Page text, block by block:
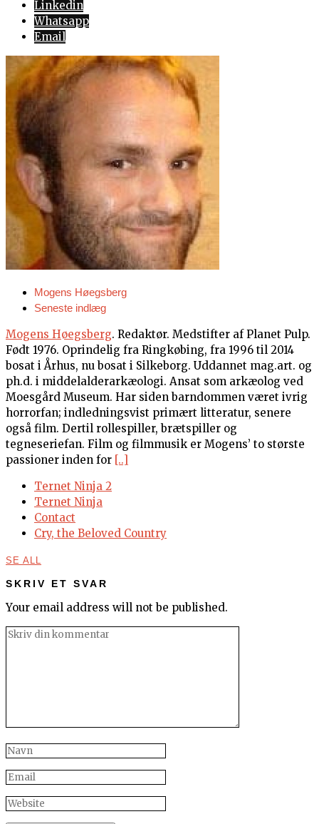
Linkedin
Whatsapp
Email
Mogens Høegsberg
Seneste indlæg
Mogens Høegsberg. Redaktør. Medstifter af Planet Pulp.
Født 1976. Oprindelig fra Ringkøbing, fra 1996 til 2014
bosat i Århus, nu bosat i Silkeborg. Uddannet mag.art. og
ph.d. i middelalderarkæologi. Ansat som arkæolog ved
Moesgård Museum. Har siden barndommen været ivrig
horrorfan; indledningsvist primært litteratur, senere
også film. Dertil rollespiller, brætspiller og
tegneseriefan. Film og filmmusik er Mogens’ to største
passioner inden for [..]
Ternet Ninja 2
Ternet Ninja
Contact
Cry, the Beloved Country
SE ALL
SKRIV ET SVAR
Your email address will not be published.